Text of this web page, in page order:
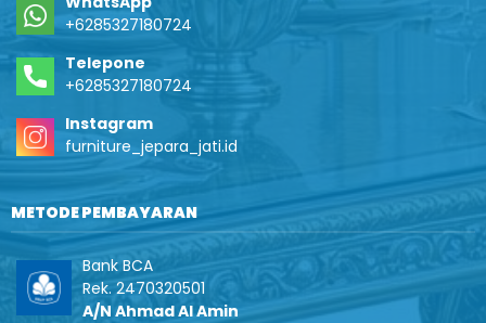
+6285327180724
Telepone
+6285327180724
Instagram
furniture_jepara_jati.id
METODE PEMBAYARAN
Bank BCA
Rek. 2470320501
A/N Ahmad Al Amin